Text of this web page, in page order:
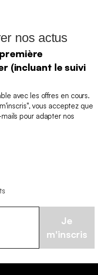
nos actus
(incluant le suivi
avec les offres en cours.
vous acceptez que
pour adapter nos
Je
m'inscris